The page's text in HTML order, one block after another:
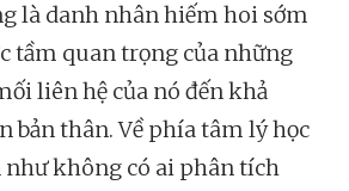
là danh nhân hiếm hoi sớm
tầm quan trọng của những
liên hệ của nó đến khả
bản thân. Về phía tâm lý học
như không có ai phân tích